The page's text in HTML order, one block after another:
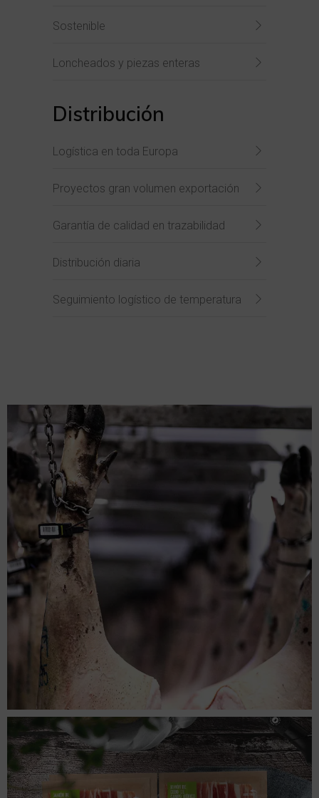
Sostenible
Loncheados y piezas enteras
Distribución
Logística en toda Europa
Proyectos gran volumen exportación
Garantía de calidad en trazabilidad
Distribución diaria
Seguimiento logístico de temperatura